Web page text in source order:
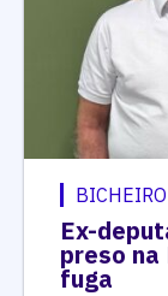
BICHEIRO
Ex-
preso na
fuga